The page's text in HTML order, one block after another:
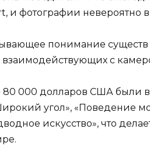
и фотографии невероятно
понимание существ
с
80 000 долларов США были
угол», «Поведение
искусство», что